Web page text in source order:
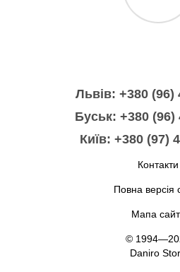
Львів: +380 (96)
Буськ: +380 (96)
Київ: +380 (97)
Контакти
Повна версія
Мапа
©
Daniro